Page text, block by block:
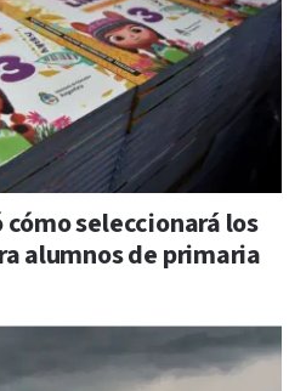
seleccionará los
alumnos de primaria